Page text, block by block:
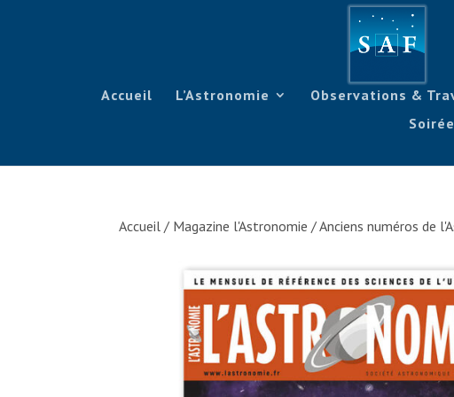
Accueil L’Astronomie Observations &
Accueil / Magazine l'Astronomie /Anciens numéros de